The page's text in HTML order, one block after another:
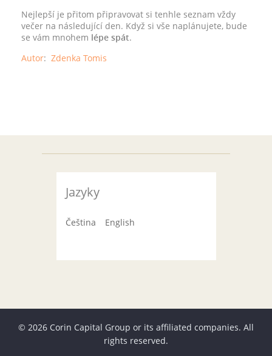
Nejlepší je přitom připravovat si tenhle seznam vždy
večer na následující den. Když si vše naplánujete, bude
se vám mnohem lépe spát.
Autor: Zdenka Tomis
Jazyky
Čeština English
© 2026 Corin Capital Group or its affiliated companies. All
rights reserved.